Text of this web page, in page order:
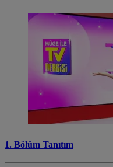
1. Bölüm Tanıtım